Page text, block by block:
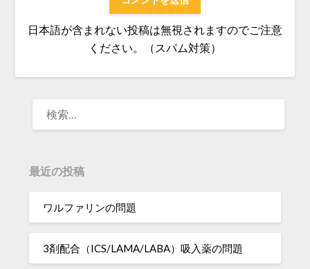
日本語が含まれない投稿は無視されますのでご注意
ください。（スパム対策）
最近の投稿
ワルファリンの問題
3剤配合（ICS/LAMA/LABA）吸入薬の問題